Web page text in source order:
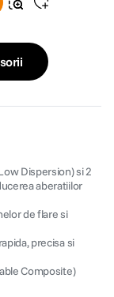
Dispersion) si 2
aberatiilor
de flare si
precisa si
Composite)